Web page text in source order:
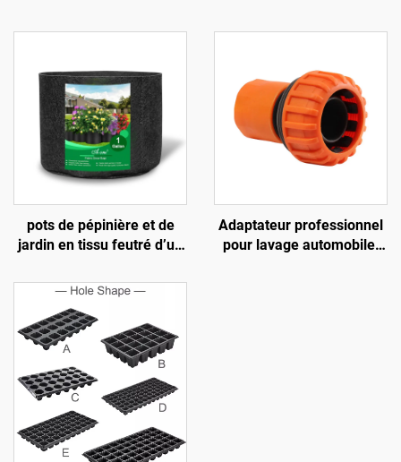
pots de pépinière et de
jardin en tissu feutré d’un
pliables, pour la culture de
choux, de fleurs, de
pommes de terre et
d’autres plantes
Adaptateur professionnel
pour lavage automobile,